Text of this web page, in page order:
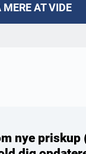
MERE AT VIDE
nye priskup